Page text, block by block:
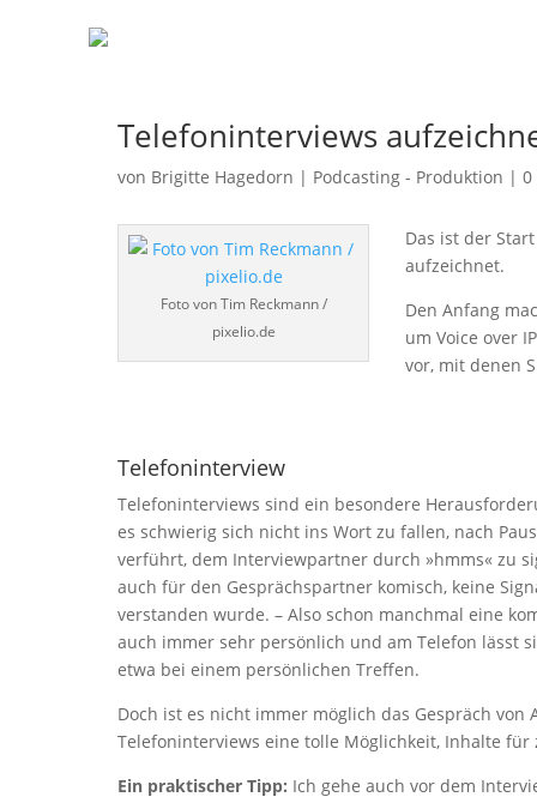
Telefoninterviews
von Brigitte Hagedorn | Podcasting - Produktion | 0
Foto von Tim Reckmann /
pixelio.de
Das ist der
aufzeichnet.
Den Anfang
um Voice over
vor, mit denen
Telefoninterview
Telefoninterviews sind ein besondere
es schwierig sich nicht ins Wort zu fallen, nach
verführt, dem Interviewpartner durch »hmms« zu
auch für den Gesprächspartner komisch, keine
verstanden wurde. – Also schon manchmal eine
auch immer sehr persönlich und am Telefon lässt
etwa bei einem persönlichen Treffen.
Doch ist es nicht immer möglich das Gespräch
Telefoninterviews eine tolle Möglichkeit, Inhalte
Ein praktischer Tipp: Ich gehe auch vor dem